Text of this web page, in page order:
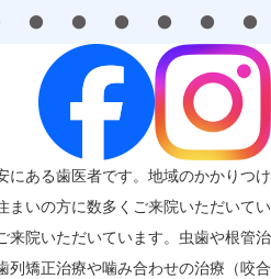
● ● ● ● ● ●
にある歯医者です。地域のかかりつけ
まいの方に数多くご来院いただいてい
来院いただいています。虫歯や根管治
列矯正治療や噛み合わせの治療（咬合